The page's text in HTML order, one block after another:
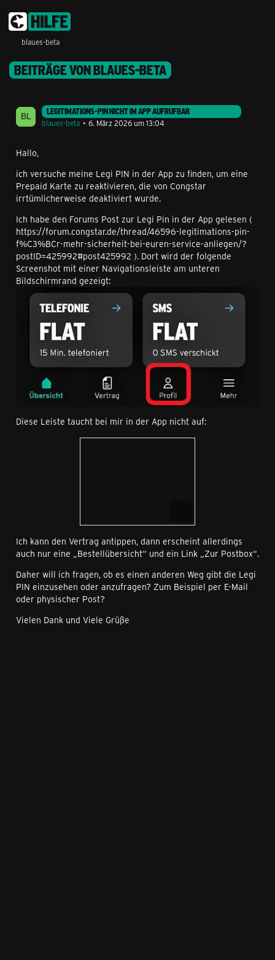
blaues-beta
BEITRÄGE VON BLAUES-BETA
LEGITIMATIONS-PIN NICHT IM APP AUFRUFBAR
blaues-beta
6. März 2026 um 13:04
Hallo,
ich versuche meine Legi PIN in der App zu finden, um eine
Prepaid Karte zu reaktivieren, die von Congstar
irrtümlicherweise deaktiviert wurde.
Ich habe den Forums Post zur Legi Pin in der App gelesen (
https://forum.congstar.de/thread/46596-legitimations-pin-
f%C3%BCr-mehr-sicherheit-bei-euren-service-anliegen/?
postID=425992#post425992 ). Dort wird der folgende
Screenshot mit einer Navigationsleiste am unteren
Bildschirmrand gezeigt:
Diese Leiste taucht bei mir in der App nicht auf:
Ich kann den Vertrag antippen, dann erscheint allerdings
auch nur eine „Bestellübersicht“ und ein Link „Zur Postbox“.
Daher will ich fragen, ob es einen anderen Weg gibt die Legi
PIN einzusehen oder anzufragen? Zum Beispiel per E-Mail
oder physischer Post?
Vielen Dank und Viele Grüße